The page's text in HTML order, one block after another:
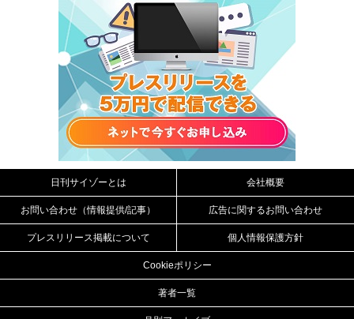
日刊サイゾーとは 会社概要
お問い合わせ（情報提供/記事） 広告に関するお問い合わせ
プレスリリース掲載について 個人情報保護方針
Cookieポリシー
著者一覧